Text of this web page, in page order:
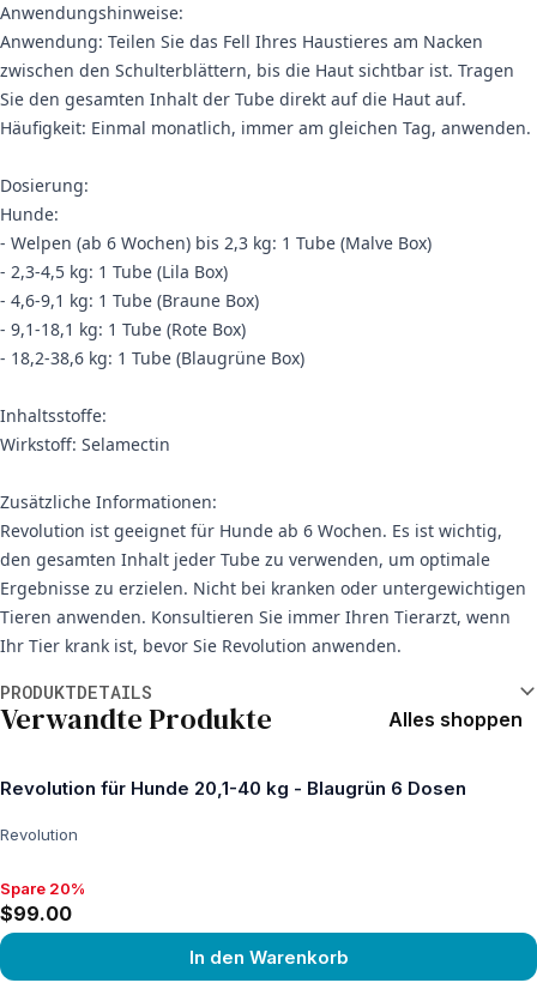
Anwendungshinweise:
Anwendung: Teilen Sie das Fell Ihres Haustieres am Nacken
zwischen den Schulterblättern, bis die Haut sichtbar ist. Tragen
Sie den gesamten Inhalt der Tube direkt auf die Haut auf.
Häufigkeit: Einmal monatlich, immer am gleichen Tag, anwenden.
Dosierung:
Hunde:
- Welpen (ab 6 Wochen) bis 2,3 kg: 1 Tube (Malve Box)
- 2,3-4,5 kg: 1 Tube (Lila Box)
- 4,6-9,1 kg: 1 Tube (Braune Box)
- 9,1-18,1 kg: 1 Tube (Rote Box)
- 18,2-38,6 kg: 1 Tube (Blaugrüne Box)
Inhaltsstoffe:
Wirkstoff: Selamectin
Zusätzliche Informationen:
Revolution ist geeignet für Hunde ab 6 Wochen. Es ist wichtig,
den gesamten Inhalt jeder Tube zu verwenden, um optimale
Ergebnisse zu erzielen. Nicht bei kranken oder untergewichtigen
Tieren anwenden. Konsultieren Sie immer Ihren Tierarzt, wenn
Ihr Tier krank ist, bevor Sie Revolution anwenden.
PRODUKTDETAILS
Verwandte Produkte Alles shoppen
Revolution für Hunde 20,1-40 kg - Blaugrün 6 Dosen
Revolution
Spare 20%, $99.00
Spare 20%
$99.00
In den Warenkorb